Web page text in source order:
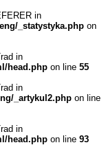
in
_statystyka.php on
in
head.phpon line 55
in
_artykul2.php on line
in
head.phpon line 93